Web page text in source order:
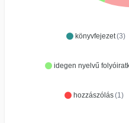
könyvfejezet(3)
idegen nyelvű
hozzászólás(1)